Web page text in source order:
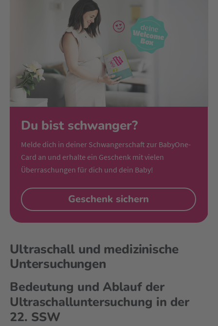
Du bist schwanger?
Melde dich in deiner Schwangerschaft zur BabyOne-
Card an und erhalte ein Geschenk mit vielen
Überraschungen für dich und dein Baby!
Geschenk sichern
Ultraschall und medizinische
Untersuchungen
Bedeutung und Ablauf der
Ultraschalluntersuchung in der
22. SSW